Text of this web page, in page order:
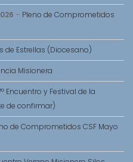
– Pleno de Comprometidos
de Estrellas (Diocesano)
Misionera
Encuentro y Festival de la
de confirmar)
de Comprometidos CSF Mayo